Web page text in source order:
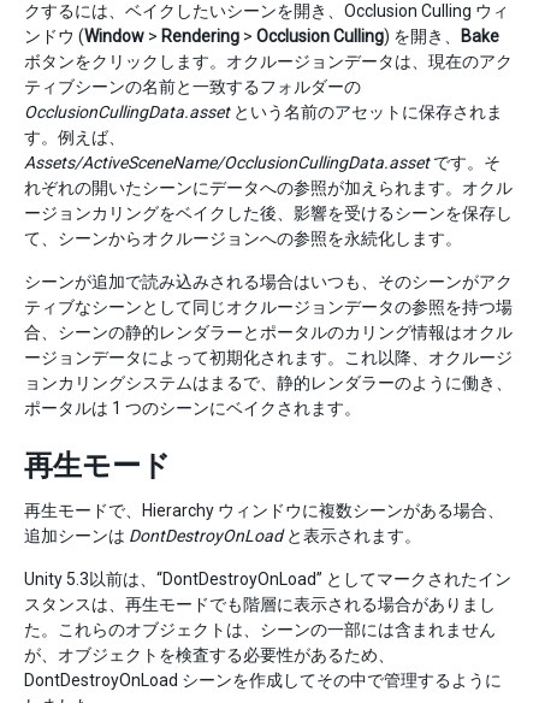
クするには、ベイクしたいシーンを開き、Occlusion Culling ウィ
ンドウ (Window > Rendering > Occlusion Culling) を開き、
Bake
ボタンをクリックします。オクルージョンデータは、現在のアク
ティブシーンの名前と一致するフォルダーの
OcclusionCullingData.assetという名前のアセットに保存されま
す。例えば、
Assets/ActiveSceneName/OcclusionCullingData.assetです。そ
れぞれの開いたシーンにデータへの参照が加えられます。オクル
ージョンカリングをベイクした後、影響を受けるシーンを保存し
て、シーンからオクルージョンへの参照を永続化します。
シーンが追加で読み込みされる場合はいつも、そのシーンがアク
ティブなシーンとして同じオクルージョンデータの参照を持つ場
合、シーンの静的レンダラーとポータルのカリング情報はオクル
ージョンデータによって初期化されます。これ以降、オクルージ
ョンカリングシステムはまるで、静的レンダラーのように働き、
ポータルは 1 つのシーンにベイクされます。
再生モード
再生モードで、Hierarchy ウィンドウに複数シーンがある場合、
追加シーンは DontDestroyOnLoadと表示されます。
Unity 5.3以前は、“DontDestroyOnLoad” としてマークされたイン
スタンスは、再生モードでも階層に表示される場合がありまし
た。これらのオブジェクトは、シーンの一部には含まれません
が、オブジェクトを検査する必要性があるため、
DontDestroyOnLoad シーンを作成してその中で管理するように